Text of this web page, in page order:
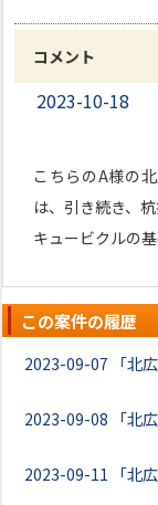
コメント
2023-10-18
こちらのA様の
は、引き続き、
キュービクルの
この案件の履歴
2023-09-07 「北
2023-09-08 「北
2023-09-11 「北